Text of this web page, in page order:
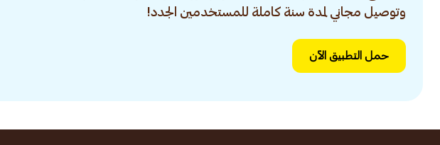
وتوصيل مجاني لمدة سنة كاملة للمستخدمين الجدد!
حمل التطبيق الآن